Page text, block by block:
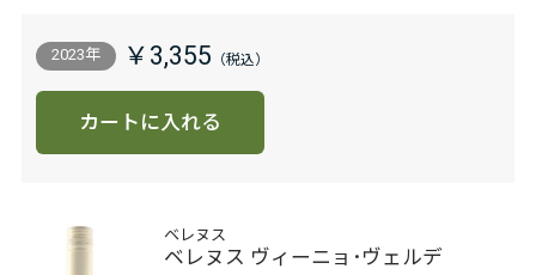
2023年 ￥3,355
カートに入れる
ベレヌス
ベレヌス ヴィーニョ･ヴェルデ